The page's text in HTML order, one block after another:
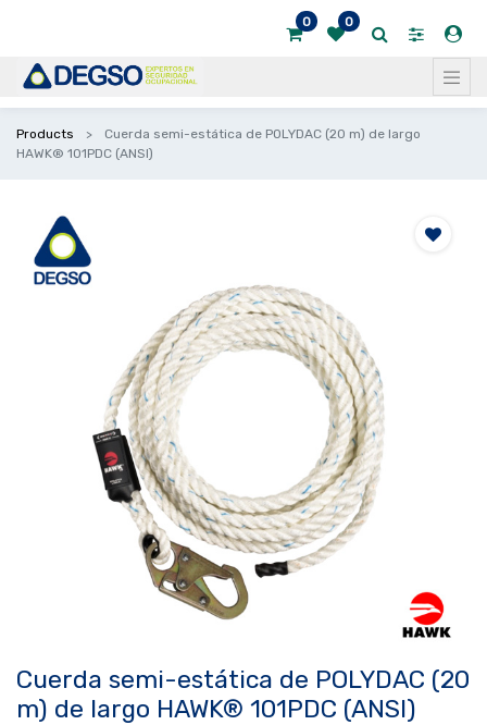
0 0
Products
Cuerda semi-estática de POLYDAC (20 m) de largo
HAWK® 101PDC (ANSI)
Cuerda semi-estática de POLYDAC (20
m) de largo HAWK® 101PDC (ANSI)